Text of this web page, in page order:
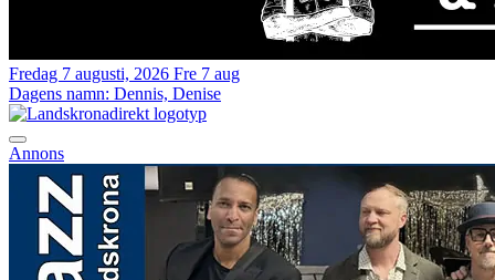
Fredag 7 augusti, 2026 Fre 7 aug
Dagens namn: Dennis, Denise
Annons